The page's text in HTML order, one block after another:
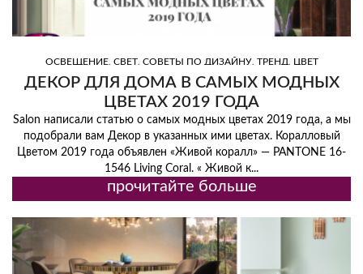
ОСВЕЩЕНИЕ, СВЕТ, СОВЕТЫ ПО ДИЗАЙНУ, ТРЕНД ЦВЕТ
ДЕКОР ДЛЯ ДОМА В САМЫХ МОДНЫХ
ЦВЕТАХ 2019 ГОДА
Salon написали статью о самых модных цветах 2019 года, а мы
подобрали вам Декор в указанных ими цветах. Коралловый
Цветом 2019 года объявлен «Живой коралл» — PANTONE 16-
1546 Living Coral. « Живой к...
прочитайте больше